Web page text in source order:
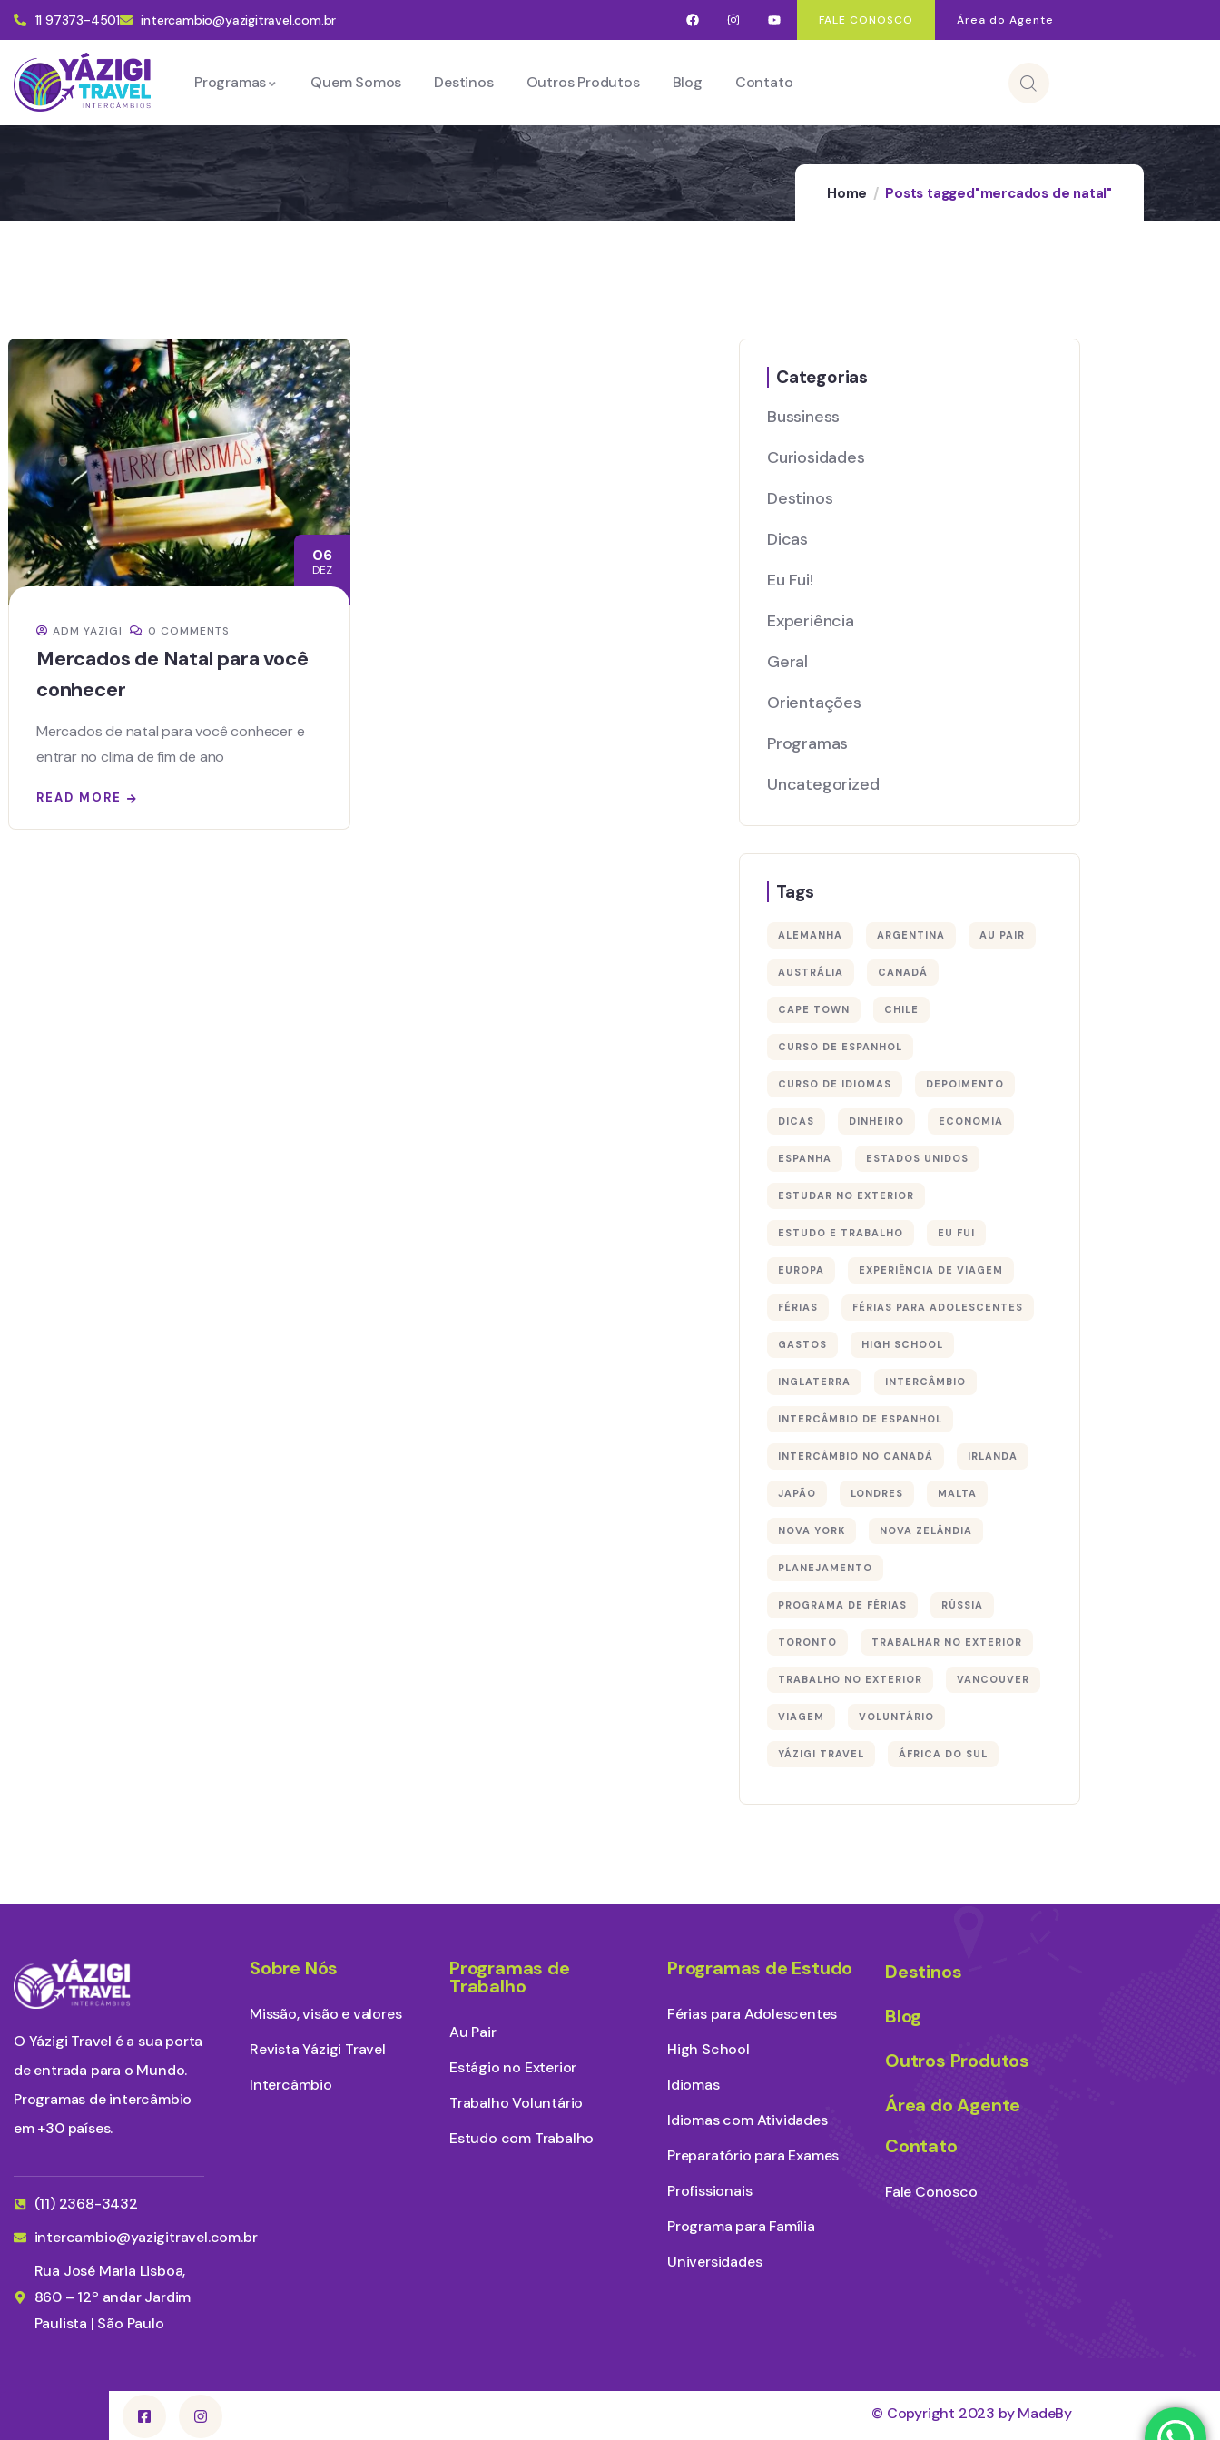
11 97373-4501 intercambio@yazigitravel.com.br FALE CONOSCO Área do Agente
Programas Quem Somos Destinos Outros Produtos Blog Contato
Mercados De Natal
Home Posts tagged"mercados de natal"
06
DEZ
ADM YAZIGI 0 COMMENTS
Mercados de Natal para você
conhecer
Mercados de natal para você conhecer e
entrar no clima de fim de ano
READ MORE
Categorias
Bussiness
Curiosidades
Destinos
Dicas
Eu Fui!
Experiência
Geral
Orientações
Programas
Uncategorized
Tags
ALEMANHA ARGENTINA AU PAIR
AUSTRÁLIA CANADÁ
CAPE TOWN CHILE
CURSO DE ESPANHOL
CURSO DE IDIOMAS DEPOIMENTO
DICAS DINHEIRO ECONOMIA
ESPANHA ESTADOS UNIDOS
ESTUDAR NO EXTERIOR
ESTUDO E TRABALHO EU FUI
EUROPA EXPERIÊNCIA DE VIAGEM
FÉRIAS FÉRIAS PARA ADOLESCENTES
GASTOS HIGH SCHOOL
INGLATERRA INTERCÂMBIO
INTERCÂMBIO DE ESPANHOL
INTERCÂMBIO NO CANADÁ IRLANDA
JAPÃO LONDRES MALTA
NOVA YORK NOVA ZELÂNDIA
PLANEJAMENTO
PROGRAMA DE FÉRIAS RÚSSIA
TORONTO TRABALHAR NO EXTERIOR
TRABALHO NO EXTERIOR VANCOUVER
VIAGEM VOLUNTÁRIO
YÁZIGI TRAVEL ÁFRICA DO SUL
O Yázigi Travel é a sua porta
de entrada para o Mundo.
Programas de intercâmbio
em +30 países.
(11) 2368-3432
intercambio@yazigitravel.com.br
Rua José Maria Lisboa,
860 – 12º andar Jardim
Paulista | São Paulo
Sobre Nós
Missão, visão e valores
Revista Yázigi Travel
Intercâmbio
Programas de
Trabalho
Au Pair
Estágio no Exterior
Trabalho Voluntário
Estudo com Trabalho
Programas de Estudo
Férias para Adolescentes
High School
Idiomas
Idiomas com Atividades
Preparatório para Exames
Profissionais
Programa para Família
Universidades
Destinos
Blog
Outros Produtos
Área do Agente
Contato
Fale Conosco
© Copyright 2023 by MadeBy